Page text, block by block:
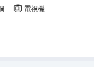
電視機